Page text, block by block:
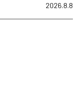
2026.8.8